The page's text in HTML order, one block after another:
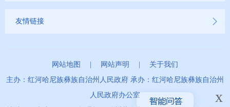
友情链接
网站地图 网站声明
关于我们
主办：红河哈尼族彝族自治州人民政府 承办：红河哈尼族彝族自治州
人民政府办公室
x